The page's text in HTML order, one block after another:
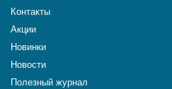
Контакты
Акции
Новинки
Новости
Полезный журнал